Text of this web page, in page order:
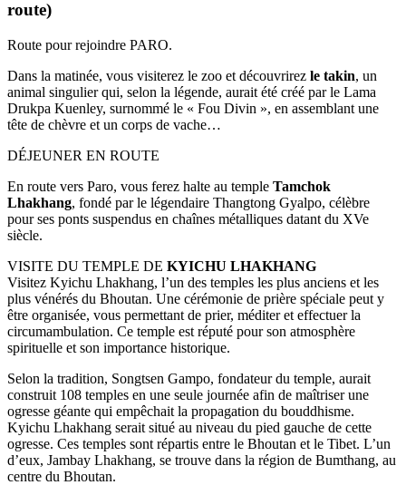
route)
Route pour rejoindre PARO.
Dans la matinée, vous visiterez le zoo et découvrirez le takin, un
animal singulier qui, selon la légende, aurait été créé par le Lama
Drukpa Kuenley, surnommé le « Fou Divin », en assemblant une
tête de chèvre et un corps de vache…
DÉJEUNER EN ROUTE
En route vers Paro, vous ferez halte au temple Tamchok
Lhakhang, fondé par le légendaire Thangtong Gyalpo, célèbre
pour ses ponts suspendus en chaînes métalliques datant du XVe
siècle.
VISITE DU TEMPLE DE KYICHU LHAKHANG
Visitez Kyichu Lhakhang, l’un des temples les plus anciens et les
plus vénérés du Bhoutan. Une cérémonie de prière spéciale peut y
être organisée, vous permettant de prier, méditer et effectuer la
circumambulation. Ce temple est réputé pour son atmosphère
spirituelle et son importance historique.
Selon la tradition, Songtsen Gampo, fondateur du temple, aurait
construit 108 temples en une seule journée afin de maîtriser une
ogresse géante qui empêchait la propagation du bouddhisme.
Kyichu Lhakhang serait situé au niveau du pied gauche de cette
ogresse. Ces temples sont répartis entre le Bhoutan et le Tibet. L’un
d’eux, Jambay Lhakhang, se trouve dans la région de Bumthang, au
centre du Bhoutan.